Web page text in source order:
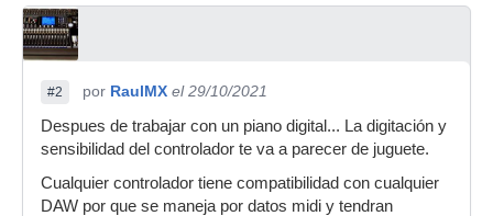
#2 por RaulMX el 29/10/2021
Despues de trabajar con un piano digital... La digitación y
sensibilidad del controlador te va a parecer de juguete.
Cualquier controlador tiene compatibilidad con cualquier
DAW por que se maneja por datos midi y tendran